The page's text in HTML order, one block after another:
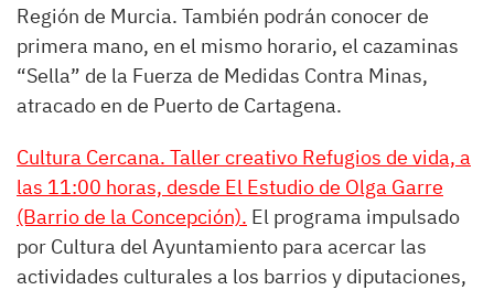
Región de Murcia. También podrán conocer de
primera mano, en el mismo horario, el cazaminas
“Sella” de la Fuerza de Medidas Contra Minas,
atracado en de Puerto de Cartagena.
Cultura Cercana. Taller creativo Refugios de vida, a
las 11:00 horas, desde El Estudio de Olga Garre
(Barrio de la Concepción). El programa impulsado
por Cultura del Ayuntamiento para acercar las
actividades culturales a los barrios y diputaciones,